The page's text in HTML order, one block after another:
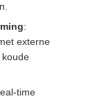
:
externe
time